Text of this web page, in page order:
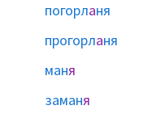
погорланя
прогорланя
маня
заманя